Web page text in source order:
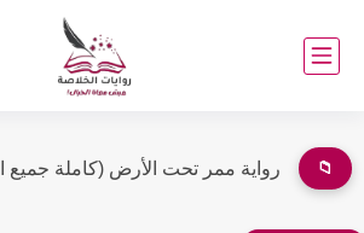
📁